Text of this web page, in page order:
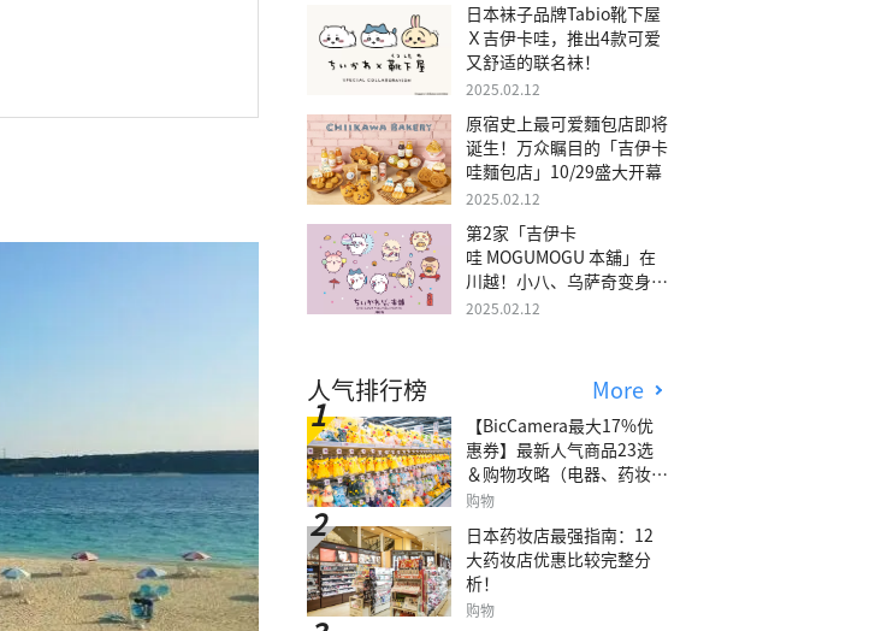
日本袜子品牌Tabio靴下屋
Ｘ吉伊卡哇，推出4款可爱
又舒适的联名袜！
2025.02.12
原宿史上最可爱麵包店即将
诞生！万众瞩目的「吉伊卡
哇麵包店」10/29盛大开幕
2025.02.12
第2家「吉伊卡
哇 MOGUMOGU 本舖」在
川越！小八、乌萨奇变身可
爱地瓜！
2025.02.12
人气排行榜 More
【BicCamera最大17%优
惠券】最新人气商品23选
＆购物攻略（电器、药妆、
玩具等）
购物
日本药妆店最强指南：12
大药妆店优惠比较完整分
析！
购物